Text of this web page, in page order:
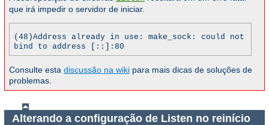
que irá impedir o servidor de iniciar.
(48)Address already in use: make_sock: could not
bind to address [::]:80
Consulte esta discussão na wiki para mais dicas de soluções de
problemas.
Alterando a configuração de Listen no reinício